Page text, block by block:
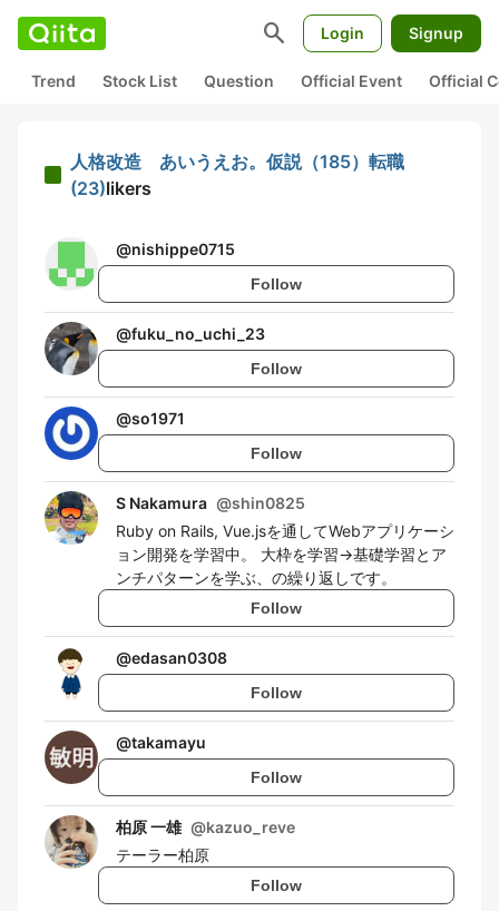
search Login Signup
Trend Stock List Question Official Event Official
人格改造 あいうえお。仮説（185）転職
(23)likers
@nishippe0715
Follow
@fuku_no_uchi_23
Follow
@so1971
Follow
S Nakamura @shin0825
Ruby on Rails, Vue.jsを通してWebアプリケーシ
ョン開発を学習中。 大枠を学習→基礎学習とア
ンチパターンを学ぶ、の繰り返しです。
Follow
@edasan0308
Follow
@takamayu
Follow
柏原 一雄 @kazuo_reve
テーラー柏原
Follow